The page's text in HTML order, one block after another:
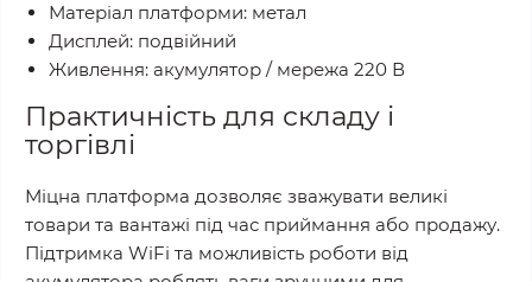
Матеріал платформи: метал
Дисплей: подвійний
Живлення: акумулятор / мережа 220 В
Практичність для складу і
торгівлі
Міцна платформа дозволяє зважувати великі
товари та вантажі під час приймання або продажу.
Підтримка WiFi та можливість роботи від